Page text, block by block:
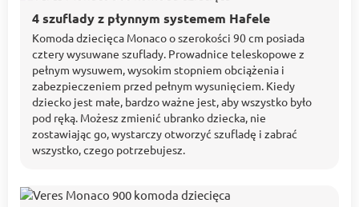
4 szuflady z płynnym systemem Hafele
Komoda dziecięca Monaco o szerokości 90 cm posiada
cztery wysuwane szuflady. Prowadnice teleskopowe z
pełnym wysuwem, wysokim stopniem obciążenia i
zabezpieczeniem przed pełnym wysunięciem. Kiedy
dziecko jest małe, bardzo ważne jest, aby wszystko było
pod ręką. Możesz zmienić ubranko dziecka, nie
zostawiając go, wystarczy otworzyć szufladę i zabrać
wszystko, czego potrzebujesz.